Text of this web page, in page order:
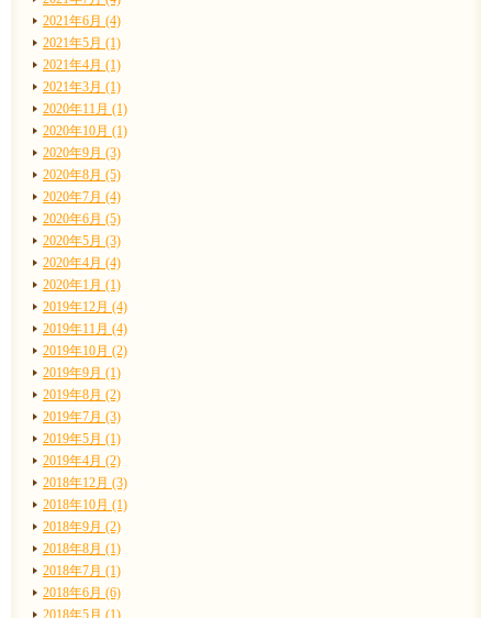
2021年6月 (4)
2021年5月 (1)
2021年4月 (1)
2021年3月 (1)
2020年11月 (1)
2020年10月 (1)
2020年9月 (3)
2020年8月 (5)
2020年7月 (4)
2020年6月 (5)
2020年5月 (3)
2020年4月 (4)
2020年1月 (1)
2019年12月 (4)
2019年11月 (4)
2019年10月 (2)
2019年9月 (1)
2019年8月 (2)
2019年7月 (3)
2019年5月 (1)
2019年4月 (2)
2018年12月 (3)
2018年10月 (1)
2018年9月 (2)
2018年8月 (1)
2018年7月 (1)
2018年6月 (6)
2018年5月 (1)